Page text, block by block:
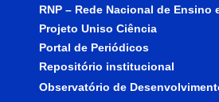
RNP – Rede Nacional de Ensino
Projeto Uniso Ciência
Portal de Periódicos
Repositório institucional
Observatório de